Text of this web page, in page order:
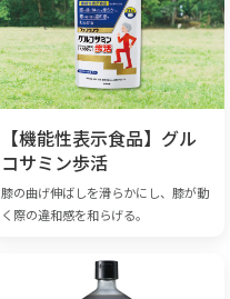
【機能性表示食品】グル
コサミン歩活
膝の曲げ伸ばしを滑らかにし、膝が動
く際の違和感を和らげる。